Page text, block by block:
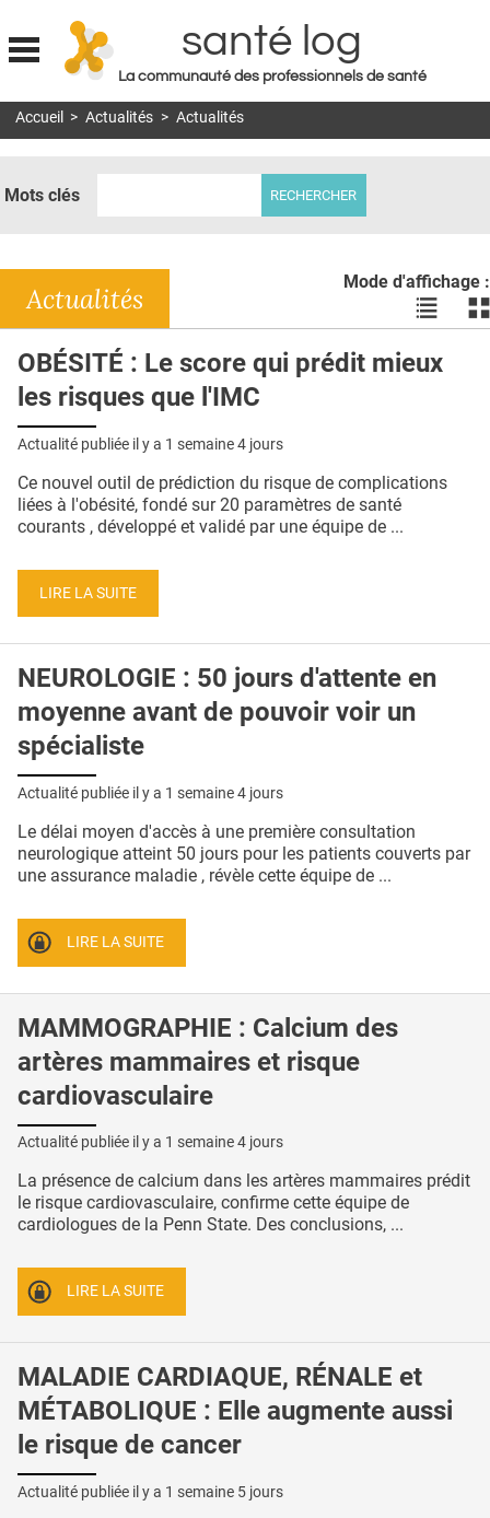
Jump to navigation
santé log
La communauté des professionnels de santé
MON COMPTE
DOSSIERS
RÉSEAUX
E-REVUE SAD
QUI SOMMES-NOUS ?
CONDITIONS GÉNÉRALES
CRÉDITS
Accueil > Actualités > Actualités
Mots clés
Mode d'affichage :
Voir
les
en
les
Actualités
OBÉSITÉ : Le score qui prédit mieux
les risques que l'IMC
Actualité publiée il y a 1 semaine 4 jours
Ce nouvel outil de prédiction du risque de complications
liées à l'obésité, fondé sur 20 paramètres de santé
courants , développé et validé par une équipe de ...
LIRE LA SUITE
NEUROLOGIE : 50 jours d'attente en
moyenne avant de pouvoir voir un
spécialiste
Actualité publiée il y a 1 semaine 4 jours
Le délai moyen d'accès à une première consultation
neurologique atteint 50 jours pour les patients couverts par
une assurance maladie , révèle cette équipe de ...
LIRE LA SUITE
MAMMOGRAPHIE : Calcium des
artères mammaires et risque
cardiovasculaire
Actualité publiée il y a 1 semaine 4 jours
La présence de calcium dans les artères mammaires prédit
le risque cardiovasculaire, confirme cette équipe de
cardiologues de la Penn State. Des conclusions, ...
LIRE LA SUITE
MALADIE CARDIAQUE, RÉNALE et
MÉTABOLIQUE : Elle augmente aussi
le risque de cancer
Actualité publiée il y a 1 semaine 5 jours